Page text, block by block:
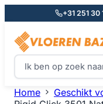
+31 251 30
Home Geschikt